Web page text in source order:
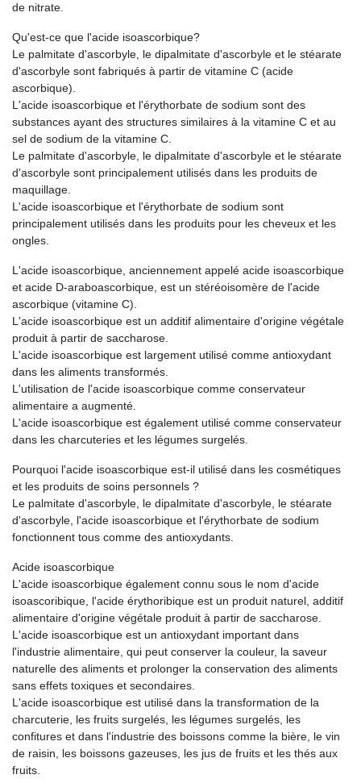
de nitrate.
Qu'est-ce que l'acide isoascorbique?
Le palmitate d'ascorbyle, le dipalmitate d'ascorbyle et le stéarate
d'ascorbyle sont fabriqués à partir de vitamine C (acide
ascorbique).
L'acide isoascorbique et l'érythorbate de sodium sont des
substances ayant des structures similaires à la vitamine C et au
sel de sodium de la vitamine C.
Le palmitate d'ascorbyle, le dipalmitate d'ascorbyle et le stéarate
d'ascorbyle sont principalement utilisés dans les produits de
maquillage.
L'acide isoascorbique et l'érythorbate de sodium sont
principalement utilisés dans les produits pour les cheveux et les
ongles.
L'acide isoascorbique, anciennement appelé acide isoascorbique
et acide D-araboascorbique, est un stéréoisomère de l'acide
ascorbique (vitamine C).
L'acide isoascorbique est un additif alimentaire d'origine végétale
produit à partir de saccharose.
L'acide isoascorbique est largement utilisé comme antioxydant
dans les aliments transformés.
L'utilisation de l'acide isoascorbique comme conservateur
alimentaire a augmenté.
L'acide isoascorbique est également utilisé comme conservateur
dans les charcuteries et les légumes surgelés.
Pourquoi l'acide isoascorbique est-il utilisé dans les cosmétiques
et les produits de soins personnels ?
Le palmitate d'ascorbyle, le dipalmitate d'ascorbyle, le stéarate
d'ascorbyle, l'acide isoascorbique et l'érythorbate de sodium
fonctionnent tous comme des antioxydants.
Acide isoascorbique
L'acide isoascorbique également connu sous le nom d'acide
isoascoribique, l'acide érythoribique est un produit naturel, additif
alimentaire d'origine végétale produit à partir de saccharose.
L'acide isoascorbique est un antioxydant important dans
l'industrie alimentaire, qui peut conserver la couleur, la saveur
naturelle des aliments et prolonger la conservation des aliments
sans effets toxiques et secondaires.
L'acide isoascorbique est utilisé dans la transformation de la
charcuterie, les fruits surgelés, les légumes surgelés, les
confitures et dans l'industrie des boissons comme la bière, le vin
de raisin, les boissons gazeuses, les jus de fruits et les thés aux
fruits.